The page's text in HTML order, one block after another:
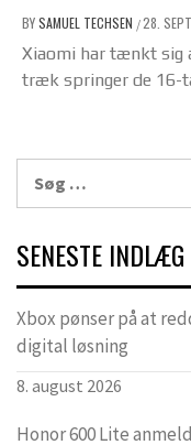
BYSAMUEL TECHSEN /28.
Xiaomi har tænkt sig
træk springer de 16-
efter:
SENESTE INDLÆG
Xbox pønser på at
digital løsning
8. august 2026
Honor 600 Lite